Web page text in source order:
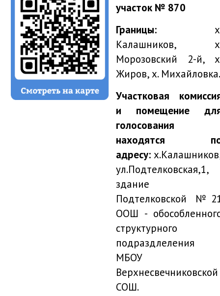
участок № 870
Границы:
Калашников,
Морозовский 2-й,
Жиров, х. Михайловка.
Участковая
и помещение
голосования
находятся
адресу:
ул.Подтелковская,1,
здание
Подтелковской
ООШ -
структурного
подраздлеления
МБОУ
Верхнесвечниковской
СОШ.